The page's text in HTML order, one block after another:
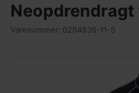
Varenummer: 0204836-11-S